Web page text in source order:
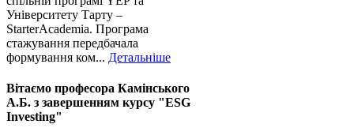
Університету Тарту –
StarterAcademia. Програма
стажування передбачала
формування ком... Детальніше
Вітаємо професора Камінського
А.Б. з завершенням курсу "ESG
Investing"